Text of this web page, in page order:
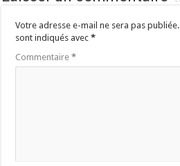
Votre adresse e-mail ne sera pas publiée.
sont indiqués avec*
Commentaire*